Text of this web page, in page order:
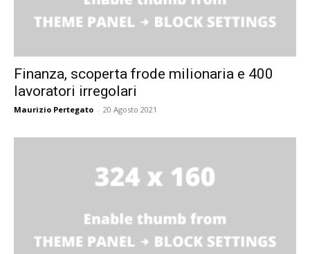
Finanza, scoperta frode milionaria e 400
lavoratori irregolari
Maurizio Pertegato - 20 Agosto 2021